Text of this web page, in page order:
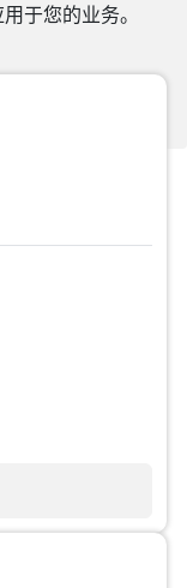
于您的业务。